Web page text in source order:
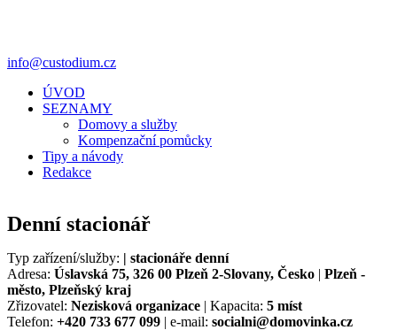
info@custodium.cz
ÚVOD
SEZNAMY
Domovy a služby
Kompenzační pomůcky
Tipy a návody
Redakce
Denní stacionář
Typ zařízení/služby: | stacionáře denní
Adresa: Úslavská 75, 326 00 Plzeň 2-Slovany, Česko | Plzeň -
město, Plzeňský kraj
Zřizovatel: Nezisková organizace | Kapacita: 5 míst
Telefon: +420 733 677 099 | e-mail: socialni@domovinka.cz